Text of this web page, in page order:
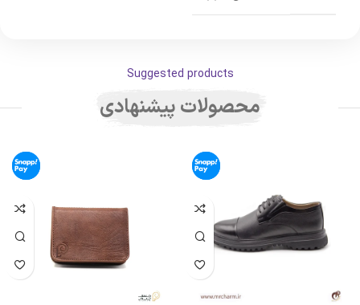
Suggested products
محصولات پیشنهادی